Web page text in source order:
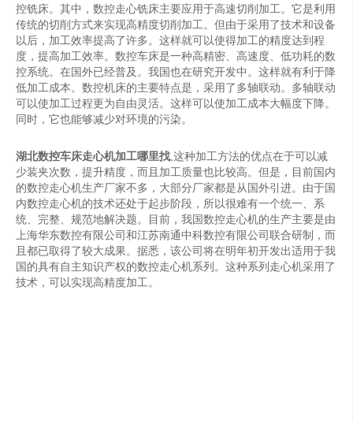
控铣床。其中，数控走心铣床主要应用于高速切削加工。它是利用
传统的切削方式来实现高精度切削加工。但由于采用了技术和设备
以后，加工效率提高了许多。这样就可以使得加工的精度达到程
度，提高加工效率。数控车床是一种高精密、高速度、低功耗的数
控系统。在国外已经普及。我国也在研究开发中。这样就有利于降
低加工成本。数控机床的主要特点是，采用了多轴联动。多轴联动
可以使加工过程更为自由灵活。这样可以使加工成本大幅度下降。
同时，它也能够减少对环境的污染。
湖北数控车床走心机加工哪里找,这种加工方法的优点在于可以减
少装夹次数，提升精度，而且加工质量也比较高。但是，目前国内
的数控走心机生产厂家不多，大部分厂家都是从国外引进。由于国
内数控走心机的技术还处于起步阶段，所以很难有一个统一、系
统、完整、规范地解决题。目前，我国数控走心机的生产主要是由
上海华东数控有限公司和江苏南通中科数控有限公司联合研制，而
且都已取得了较大成果。据悉，该公司将在明年初开发出适用于我
国的具有自主知识产权的数控走心机系列。这种系列走心机采用了
技术，可以实现高精度加工。